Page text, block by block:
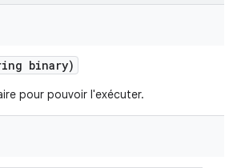
binary)
pour pouvoir l'exécuter.